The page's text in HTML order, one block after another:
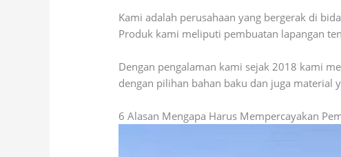
Kami adalah perusahaan yang bergerak di
Produk kami meliputi pembuatan lapangan
Dengan pengalaman kami sejak 2018 kami
dengan pilihan bahan baku dan juga material
6 Alasan Mengapa Harus Mempercayakan